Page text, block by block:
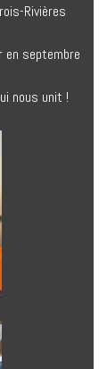
Rivières
en septembre
nous unit !